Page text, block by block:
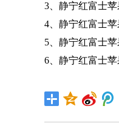
3、静宁红富士
4、静宁红富士
5、静宁红富士
6、静宁红富士